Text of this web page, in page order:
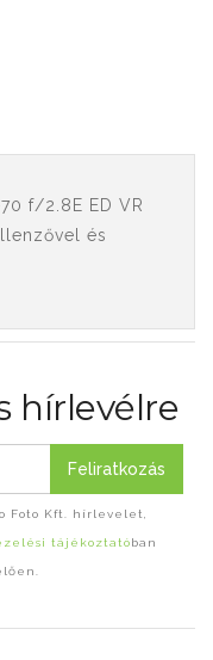
f/2.8E ED VR
és
hírlevélre
Feliratkozás
Foto Kft. hírlevelet,
tájékoztatóban